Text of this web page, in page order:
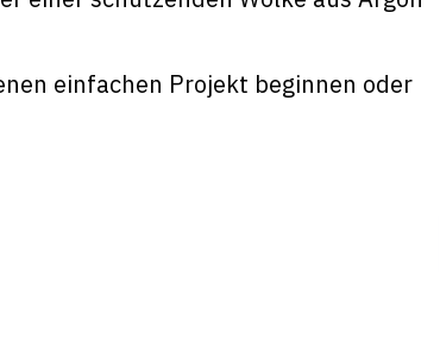
einfachen Projekt beginnen oder